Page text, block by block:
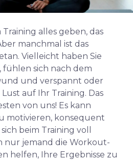
alles geben, das
manchmal ist das
Vielleicht haben Sie
sich nach dem
und verspannt oder
auf Ihr Training. Das
von uns! Es kann
motivieren, konsequent
beim Training voll
nur jemand die Workout-
helfen, Ihre Ergebnisse zu